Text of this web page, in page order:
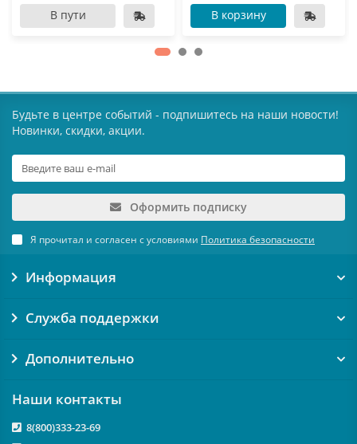
В пути В корзину
Будьте в центре событий - подпишитесь на наши новости!
Новинки, скидки, акции.
Оформить подписку
Я прочитал и согласен с условиями Политика безопасности
Информация
Служба поддержки
Дополнительно
Наши контакты
8(800)333-23-69